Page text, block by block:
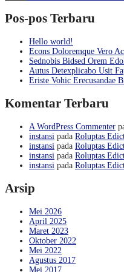
Pos-pos Terbaru
Hello world!
Econs Doloremque Vero
Sednobis Bidsed Orem
Autus Detexplicabo Usit
Eriste Vohic Erecusandae
Komentar Terbaru
A WordPress Commenter
instansi pada Roluptas
instansi pada Roluptas
instansi pada Roluptas
instansi pada Roluptas
Arsip
Mei 2026
April 2025
Maret 2023
Oktober 2022
Mei 2022
Agustus 2017
Mei 2017